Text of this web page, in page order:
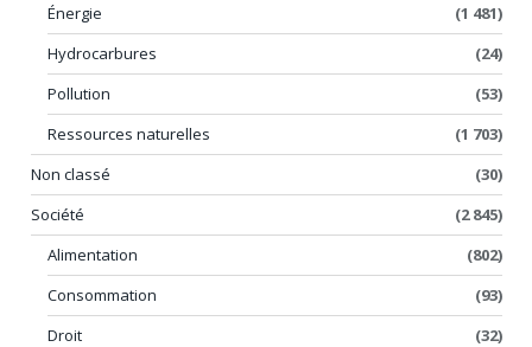
Énergie
(1 481)
Hydrocarbures
(24)
Pollution
(53)
Ressources naturelles
(1 703)
Non classé
(30)
Société
(2 845)
Alimentation
(802)
Consommation
(93)
Droit
(32)